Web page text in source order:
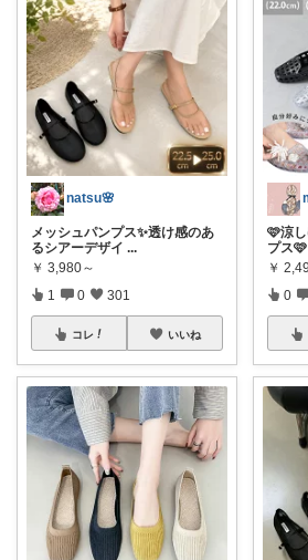
natsu🌸
メッシュパンプス✨透け感のあ
るシアーデザイ ...
￥ 3,980～
1 0 301
コレ いいね
🩷涼
プス
￥
0